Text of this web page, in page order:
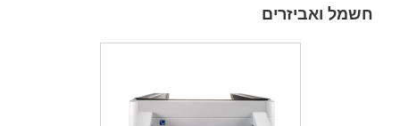
חשמל ואביזרים